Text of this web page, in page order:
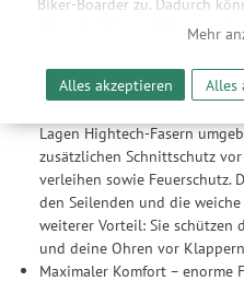
Biker-Boarder zu. Dadurch
Ihrer Geräte- und
Werbeanzeigen für Sie
unserer Website
werden Ihre Daten auch an
weitergegeben. Die
Zwecke der Einbindung
Durchführung von statistischer
Produktempfehlungen
Informationen zu den
und der Speicherdauer
Mehr
Alles akzeptieren Alles
Diebstahl, gegen Lackkratzer
beim Fahren. Der gehärtete
macht die flexiblen
Lagen Hightech-Fasern
zusätzlichen Schnittschutz
verleihen sowie Feuerschutz.
den Seilenden und die
weiterer Vorteil: Sie schützen
und deine Ohren vor
Maximaler Komfort – enorme